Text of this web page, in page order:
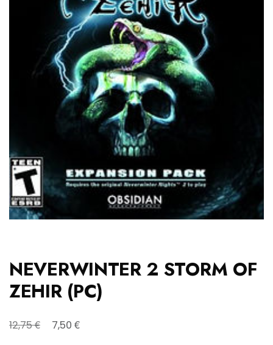
NEVERWINTER 2 STORM OF
ZEHIR (PC)
12,75€
Original
7,50 €Η